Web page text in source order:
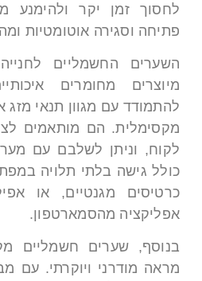
לחסוך זמן יקר ולהימנע
פתיחה וסגירה אוטומטיות
השערים החשמליים
מיוצרים מחומרים
להתמודד עם מגוון תנאי מזג
מקסימלית. הם מותאמים
לקוח, וניתן לשלבם עם
כולל גישה בלתי תלויה
כרטיסים מגנטיים, או
אפליקציה מהסמארטפון.
בנוסף, שערים חשמליים
מראה מודרני ויוקרתי. עם